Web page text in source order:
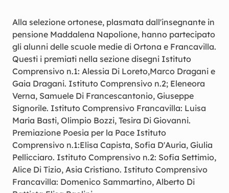
Alla selezione ortonese, plasmata dall'insegnante in
pensione Maddalena Napolione, hanno partecipato
gli alunni delle scuole medie di Ortona e Francavilla.
Questi i premiati nella sezione disegni Istituto
Comprensivo n.1: Alessia Di Loreto,Marco Dragani e
Gaia Dragani. Istituto Comprensivo n.2; Eleneora
Verna, Samuele Di Francescantonio, Giuseppe
Signorile. Istituto Comprensivo Francavilla: Luisa
Maria Basti, Olimpio Bozzi, Tesira Di Giovanni.
Premiazione Poesia per la Pace Istituto
Comprensivo n.1:Elisa Capista, Sofia D'Auria, Giulia
Pellicciaro. Istituto Comprensivo n.2: Sofia Settimio,
Alice Di Tizio, Asia Cristiano. Istituto Comprensivo
Francavilla: Domenico Sammartino, Alberto Di